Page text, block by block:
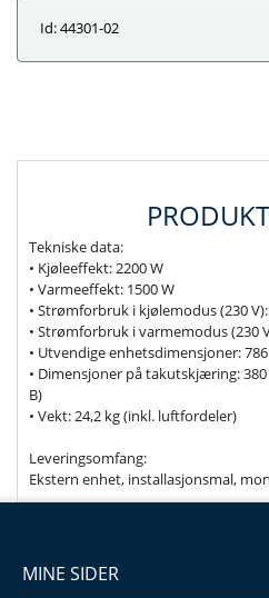
Id: 44301-02
Tekniske data:
• Kjøleeffekt: 2200 W
• Varmeeffekt: 1500 W
• Strømforbruk i kjølemodus (230
• Strømforbruk i varmemodus (230
• Utvendige enhetsdimensjoner:
• Dimensjoner på takutskjæring:
B)
• Vekt: 24,2 kg (inkl. luftfordeler)
Leveringsomfang:
Ekstern enhet, installasjonsmal,
MINE SIDER